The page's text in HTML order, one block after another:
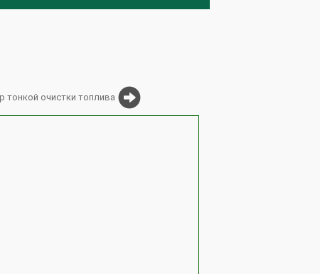
тонкой очистки топлива